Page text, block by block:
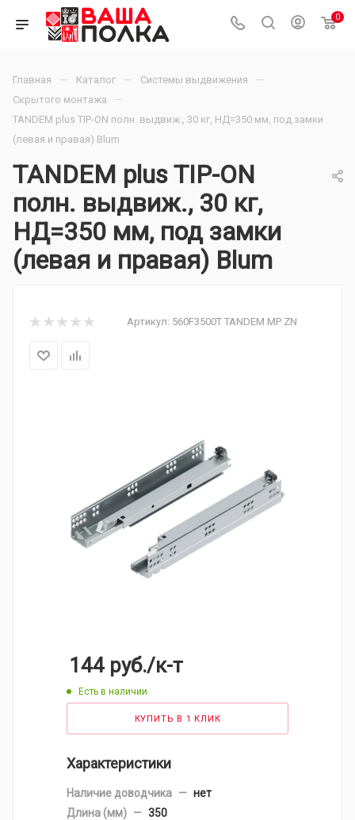
0
Главная — Каталог — Системы выдвижения —
Скрытого монтажа —
TANDEM plus TIP-ON полн. выдвиж., 30 кг, НД=350 мм, под замки
(левая и правая) Blum
TANDEM plus TIP-ON
полн. выдвиж., 30 кг,
НД=350 мм, под замки
(левая и правая) Blum
Артикул: 560F3500T TANDEM MP ZN
144 руб./к-т
Есть в наличии
КУПИТЬ В 1 КЛИК
Характеристики
Наличие доводчика — нет
Длина (мм) — 350